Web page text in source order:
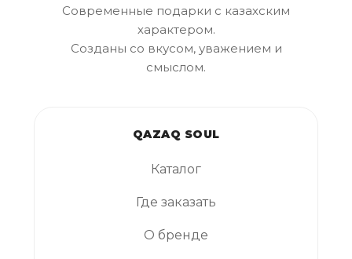
Современные подарки с казахским
характером.
Созданы со вкусом, уважением и
смыслом.
QAZAQ SOUL
Каталог
Где заказать
О бренде